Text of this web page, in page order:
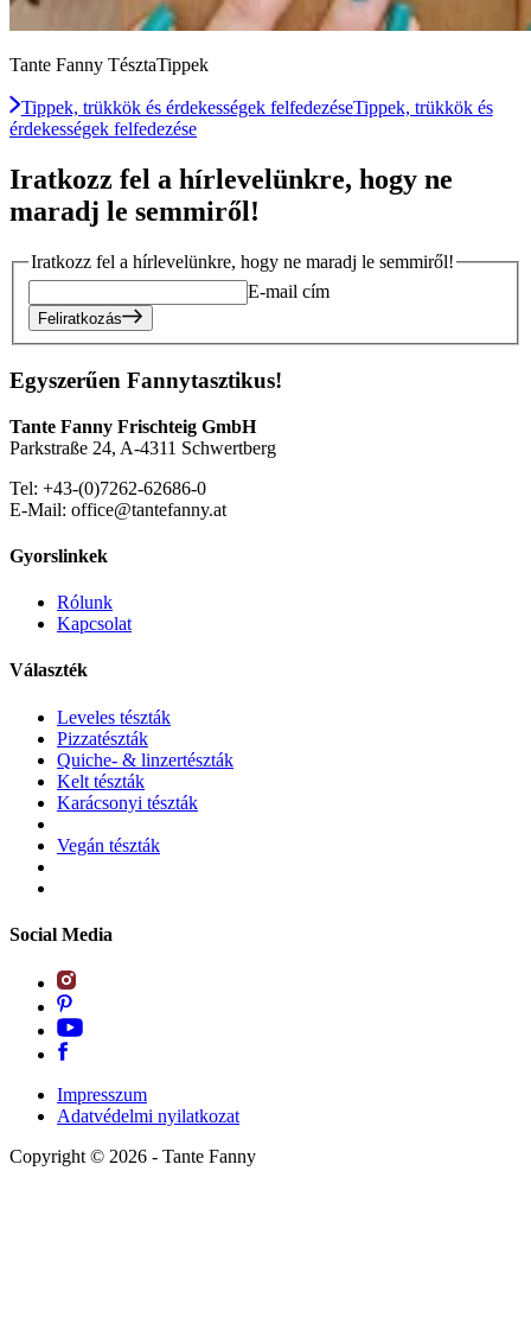
Tante Fanny TésztaTippek
Tippek, trükkök és érdekességek felfedezéseTippek, trükkök és
érdekességek felfedezése
Iratkozz fel a hírlevelünkre, hogy ne
maradj le semmiről!
Iratkozz fel a hírlevelünkre, hogy ne maradj le semmiről!
E-mail cím
Feliratkozás
Egyszerűen Fannytasztikus!
Tante Fanny Frischteig GmbH
Parkstraße 24, A-4311 Schwertberg
Tel: +43-(0)7262-62686-0
E-Mail: office@tantefanny.at
Gyorslinkek
Rólunk
Kapcsolat
Választék
Leveles tészták
Pizzatészták
Quiche- & linzertészták
Kelt tészták
Karácsonyi tészták
Vegán tészták
Social Media
Impresszum
Adatvédelmi nyilatkozat
Copyright © 2026 - Tante Fanny